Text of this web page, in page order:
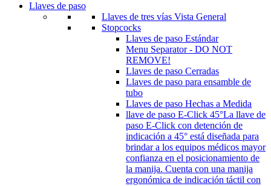
Llaves de paso
Llaves de tres vías Vista General
Stopcocks
Llaves de paso Estándar
Menu Separator - DO NOT
REMOVE!
Llaves de paso Cerradas
Llaves de paso para ensamble de
tubo
Llaves de paso Hechas a Medida
llave de paso E-Click 45°La llave de
paso E-Click con detención de
indicación a 45° está diseñada para
brindar a los equipos médicos mayor
confianza en el posicionamiento de
la manija. Cuenta con una manija
ergonómica de indicación táctil con